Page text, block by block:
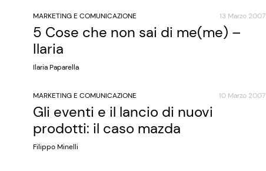
MARKETING E COMUNICAZIONE 13 Marzo 2007
5 Cose che non sai di me(me) –
Ilaria
Ilaria Paparella
MARKETING E COMUNICAZIONE 10 Marzo 2007
Gli eventi e il lancio di nuovi
prodotti: il caso mazda
Filippo Minelli